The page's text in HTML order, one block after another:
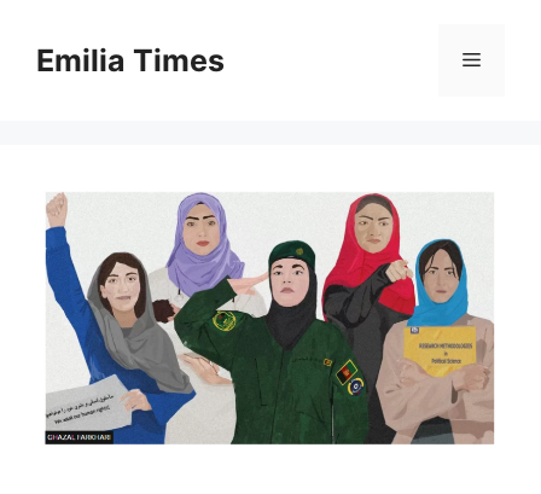
contentEmilia Times Menu